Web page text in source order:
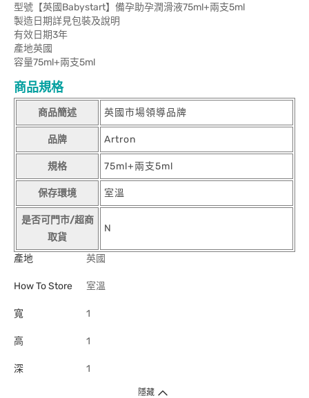
型號【英國Babystart】備孕助孕潤滑液75ml+兩支5ml
製造日期詳見包裝及說明
有效日期3年
產地英國
容量75ml+兩支5ml
商品規格
商品簡述 英國市場領導品牌
品牌 Artron
規格 75ml+兩支5ml
保存環境 室溫
是否可門市/超商
取貨
N
產地 英國
How To Store 室溫
寬 1
高 1
深 1
隱藏